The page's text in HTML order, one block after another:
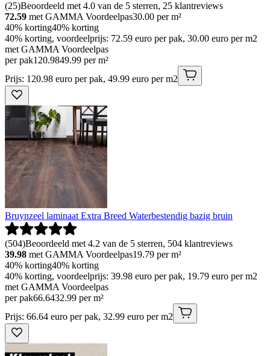
(25)Beoordeeld met 4.0 van de 5 sterren, 25 klantreviews
72.59 met GAMMA Voordeelpas30.00 per m²
40% korting40% korting
40% korting, voordeelprijs: 72.59 euro per pak, 30.00 euro per m2
met GAMMA Voordeelpas
per pak120.9849.99 per m²
Prijs: 120.98 euro per pak, 49.99 euro per m2
Bruynzeel laminaat Extra Breed Waterbestendig bazig bruin
(504)Beoordeeld met 4.2 van de 5 sterren, 504 klantreviews
39.98 met GAMMA Voordeelpas19.79 per m²
40% korting40% korting
40% korting, voordeelprijs: 39.98 euro per pak, 19.79 euro per m2
met GAMMA Voordeelpas
per pak66.6432.99 per m²
Prijs: 66.64 euro per pak, 32.99 euro per m2